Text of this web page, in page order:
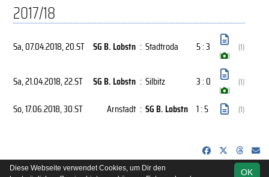
2017/18
Sa, 07.04.2018, 20.ST SG B. Lobstn : Stadtroda 5 : 3
( )
(1)
Sa, 21.04.2018, 22.ST SG B. Lobstn : Silbitz 3 : 0
( )
(1)
So, 17.06.2018, 30.ST Arnstadt : SG B. Lobstn 1 : 5 (1)
OK
Diese Webseite verwendet Cookies, um Dir den